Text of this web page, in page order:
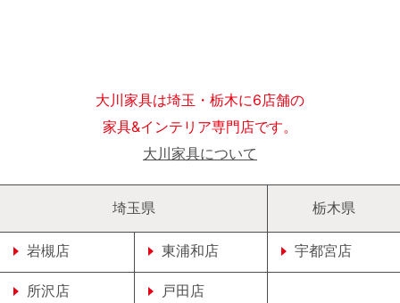
大川家具は埼玉・栃木に6店舗の
家具&インテリア専門店です。
大川家具について
埼玉県
岩槻店 東浦和店
所沢店 戸田店
栃木県
宇都宮店